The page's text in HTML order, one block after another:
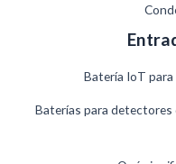
Batería IoT
Baterías para detectores